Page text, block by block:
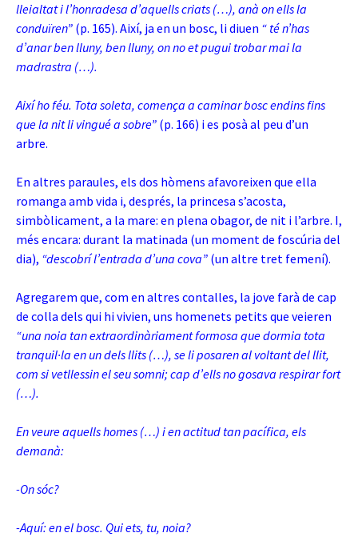
lleialtat i l’honradesa d’aquells criats (…), anà on ells la
conduïren” (p. 165). Així, ja en un bosc, li diuen “ té n’has
d’anar ben lluny, ben lluny, on no et pugui trobar mai la
madrastra (…).
Així ho féu. Tota soleta, comença a caminar bosc endins fins
que la nit li vingué a sobre” (p. 166) i es posà al peu d’un
arbre.
En altres paraules, els dos hòmens afavoreixen que ella
romanga amb vida i, després, la princesa s’acosta,
simbòlicament, a la mare: en plena obagor, de nit i l’arbre. I,
més encara: durant la matinada (un moment de foscúria del
dia), “descobrí l’entrada d’una cova” (un altre tret femení).
Agregarem que, com en altres contalles, la jove farà de cap
de colla dels qui hi vivien, uns homenets petits que veieren
“una noia tan extraordinàriament formosa que dormia tota
tranquil·la en un dels llits (…), se li posaren al voltant del llit,
com si vetllessin el seu somni; cap d’ells no gosava respirar fort
(…).
En veure aquells homes (…) i en actitud tan pacífica, els
demanà:
-On sóc?
-Aquí: en el bosc. Qui ets, tu, noia?